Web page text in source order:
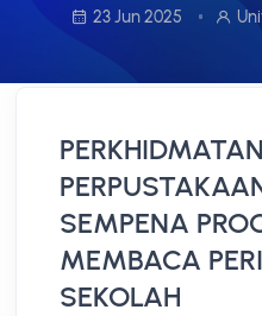
23 Jun 2025
PERKHIDMATAN
SEMPENA
MEMBACA
SEKOLAH